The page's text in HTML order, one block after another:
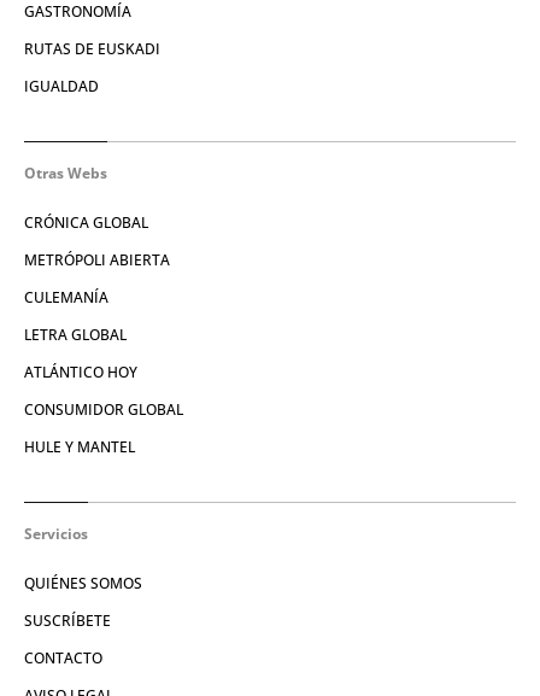
GASTRONOMÍA
RUTAS DE EUSKADI
IGUALDAD
Otras Webs
CRÓNICA GLOBAL
METRÓPOLI ABIERTA
CULEMANÍA
LETRA GLOBAL
ATLÁNTICO HOY
CONSUMIDOR GLOBAL
HULE Y MANTEL
Servicios
QUIÉNES SOMOS
SUSCRÍBETE
CONTACTO